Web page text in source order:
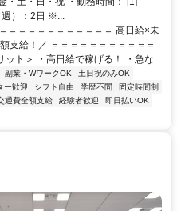
週）：2日 ※...
＝＝＝＝＝＝＝＝＝＝＝ 高日給×未
支給！／ ＝＝＝＝＝＝＝＝＝＝＝
ット＞ ・高日給で稼げる！ ・急な...
副業・WワークOK
土日祝のみOK
ー歓迎 シフト自由 学歴不問
固定時間制
通費全額支給 経験者歓迎
即日払いOK